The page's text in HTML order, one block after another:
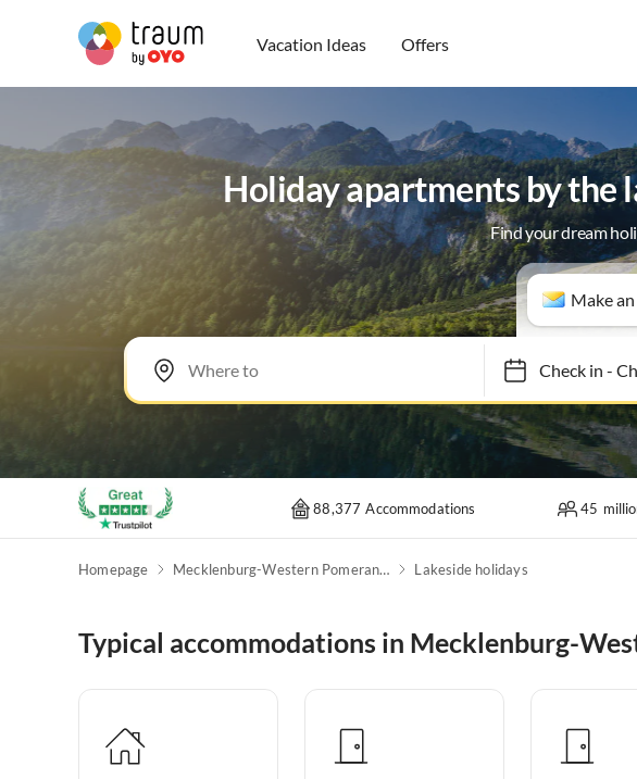
Vacation Ideas Offers
Holiday apartments by the
Find your dream
Make
Check in-
88,377 Accommodations 45
Homepage Mecklenburg-Western Pomerania Lakeside holidays
Typical accommodations in Mecklenburg-